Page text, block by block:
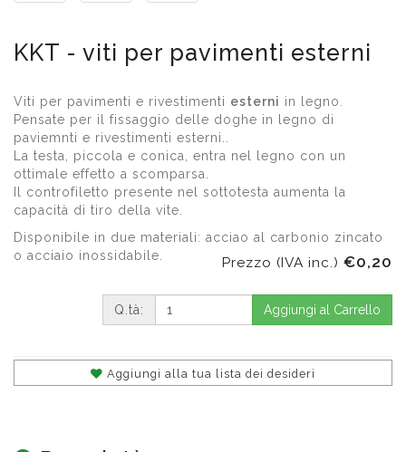
KKT - viti per pavimenti esterni
Viti per pavimenti e rivestimenti esterni in legno.
Pensate per il fissaggio delle doghe in legno di
paviemnti e rivestimenti esterni..
La testa, piccola e conica, entra nel legno con un
ottimale effetto a scomparsa.
Il controfiletto presente nel sottotesta aumenta la
capacità di tiro della vite.
Disponibile in due materiali: acciao al carbonio zincato
o acciaio inossidabile.
Aggiungi alla tua lista dei desideri
Prezzo (IVA inc.) €0,20
Q.tà: Aggiungi al Carrello